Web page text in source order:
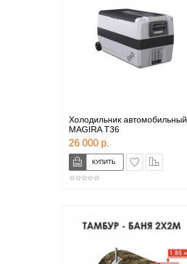
Холодильник автомобильный
MAGIRA T36
26 000 р.
в закладки